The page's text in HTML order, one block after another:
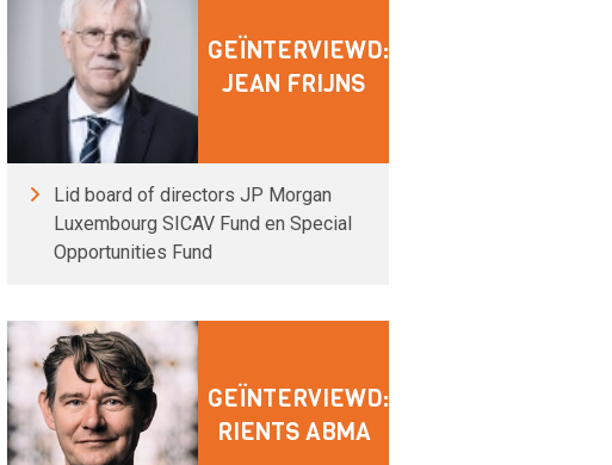
GEÏNTERVIEWD:
JEAN FRIJNS
Lid board of directors JP Morgan
Luxembourg SICAV Fund en Special
Opportunities Fund
GEÏNTERVIEWD:
RIENTS ABMA